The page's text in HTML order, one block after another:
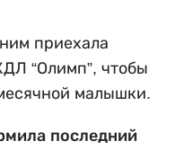
приехала
“Олимп”, чтобы
малышки.
последний